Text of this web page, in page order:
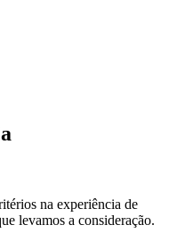
na experiência de
levamos a consideração.